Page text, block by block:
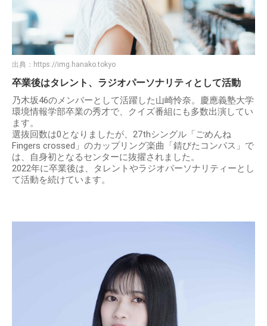
出典： https://img.hanako.tokyo
卒業後はタレント、ラジオパーソナリティとして活動
乃木坂46のメンバーとして活躍した山崎怜奈。慶應義塾大学
環境情報学部卒業の秀才で、クイズ番組にも多数出演してい
ます。
選抜回数は0となりましたが、27thシングル「ごめんね
Fingers crossed」のカップリング楽曲「錆びたコンパス」で
は、自身初となるセンターに抜擢されました。
2022年に卒業後は、タレントやラジオパーソナリティーとし
て活動を続けています。